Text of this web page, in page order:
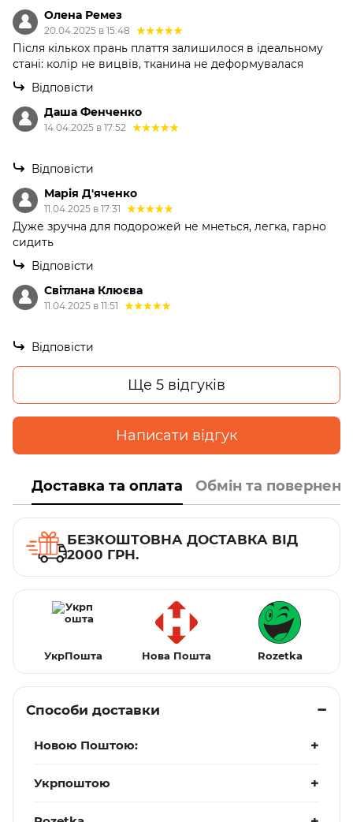
Олена Ремез
20.04.2025 в 15:48
Після кількох прань плаття залишилося в ідеальному
стані: колір не вицвів, тканина не деформувалася
Відповісти
Даша Фенченко
14.04.2025 в 17:52
Відповісти
Марія Д'яченко
11.04.2025 в 17:31
Дуже зручна для подорожей не мнеться, легка, гарно
сидить
Відповісти
Світлана Клюєва
11.04.2025 в 11:51
Відповісти
Ще 5 відгуків
Написати відгук
Доставка та оплата Обмін та
БЕЗКОШТОВНА ДОСТАВКА ВІД
2000 ГРН.
УкрПошта Нова Пошта Rozetka
Способи доставки
Новою Поштою:
Укрпоштою